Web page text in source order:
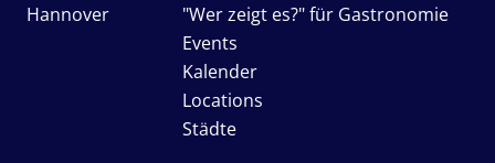
Hannover
"Wer zeigt es?" für Gastronomie
Events
Kalender
Locations
Städte